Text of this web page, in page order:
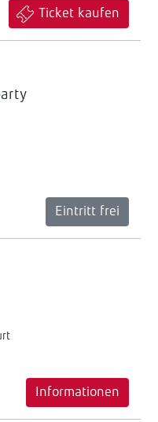
Ticket kaufen
Eintritt frei
Informationen